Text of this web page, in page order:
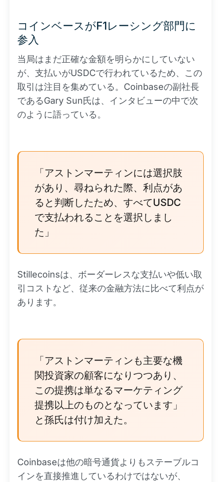
コインベースがF1レーシング部門に
参入
当局はまだ正確な金額を明らかにしていない
が、支払いがUSDCで行われているため、この
取引は注目を集めている。Coinbaseの副社長
であるGary Sun氏は、インタビューの中で次
のように語っている。
「アストンマーティンには選択肢
があり、尋ねられた際、利点があ
ると判断したため、すべてUSDC
で支払われることを選択しまし
た」
Stillecoinsは、ボーダーレスな支払いや低い取
引コストなど、従来の金融方法に比べて利点が
あります。
「アストンマーティンも主要な機
関投資家の顧客になりつつあり、
この提携は単なるマーケティング
提携以上のものとなっています」
と孫氏は付け加えた。
Coinbaseは他の暗号通貨よりもステーブルコ
インを直接推進しているわけではないが、